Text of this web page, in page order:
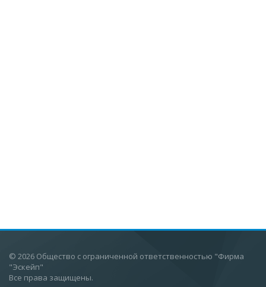
© 2026 Общество с ограниченной ответственностью "Фирма
"Эскейп"
Все права защищены.